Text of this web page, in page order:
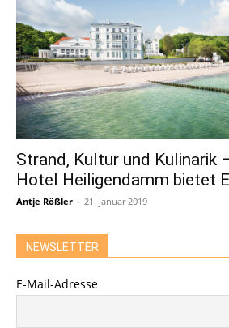
Strand, Kultur und Kulinarik
Hotel Heiligendamm bietet
Antje Rößler - 21. Januar 2019
NEWSLETTER
E-Mail-Adresse